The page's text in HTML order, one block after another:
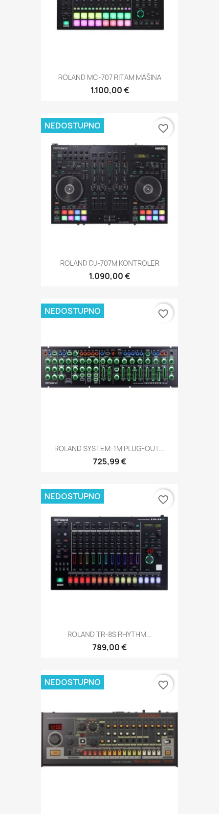
ROLAND MC-707 RITAM MAŠINA
1.100,00 €
ROLAND DJ-707M KONTROLER
1.090,00 €
NEDOSTUPNO favorite_border
ROLAND SYSTEM-1M PLUG-OUT...
725,99 €
NEDOSTUPNO favorite_border
ROLAND TR-8S RHYTHM...
789,00 €
NEDOSTUPNO favorite_border
NEDOSTUPNO favorite_border